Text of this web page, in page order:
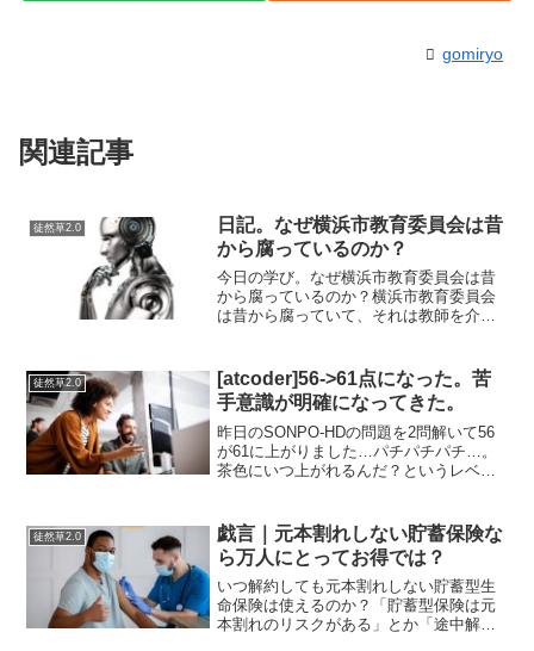
gomiryo
関連記事
徒然草2.0
日記。なぜ横浜市教育委員会は昔
から腐っているのか？
今日の学び。なぜ横浜市教育委員会は昔
から腐っているのか？横浜市教育委員会
は昔から腐っていて、それは教師を介し
のか？と聞かれると明確には答えられな
いのだが、とにかく腐って...
徒然草2.0
[atcoder]56->61点になった。苦
手意識が明確になってきた。
昨日のSONPO-HDの問題を2問解いて56
が61に上がりました…パチパチパチ…。
茶色にいつ上がれるんだ？というレベル
い…。たぶん、自分はこのきみりんちゃ
ん「算数の教養...
徒然草2.0
戯言｜元本割れしない貯蓄保険な
ら万人にとってお得では？
いつ解約しても元本割れしない貯蓄型生
命保険は使えるのか？「貯蓄型保険は元
本割れのリスクがある」とか「途中解約